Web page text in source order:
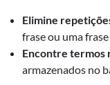
Elimine
frase ou uma
Encontre termos
armazenados no